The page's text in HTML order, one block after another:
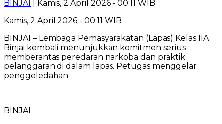
BINJAI
| Kamis, 2 April 2026 - 00:11 WIB
Kamis, 2 April 2026 - 00:11 WIB
BINJAI – Lembaga Pemasyarakatan (Lapas) Kelas IIA
Binjai kembali menunjukkan komitmen serius
memberantas peredaran narkoba dan praktik
pelanggaran di dalam lapas. Petugas menggelar
penggeledahan…
BINJAI